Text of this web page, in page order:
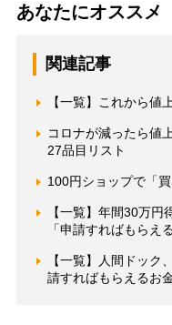
あなたにオススメ
関連記事
【一覧】これから値
コロナが減ったら値
27品目リスト
100円ショップで「
【一覧】年間30万
「申請すればもらえ
【一覧】人間ドック
請すればもらえるお金